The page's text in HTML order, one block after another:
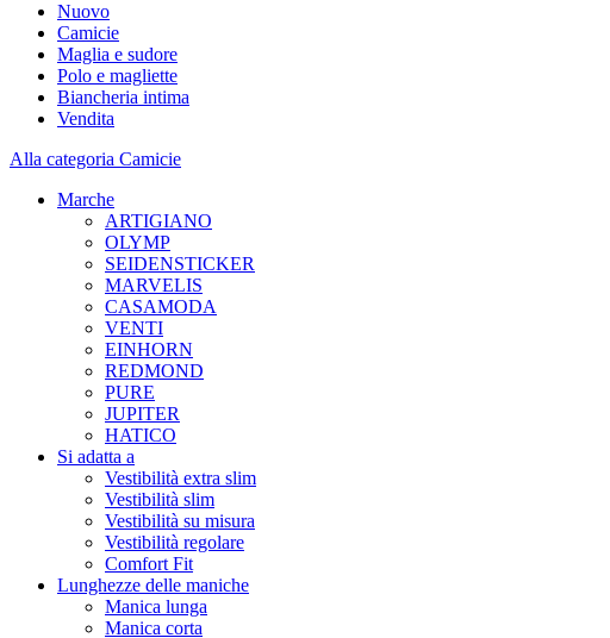
Nuovo
Camicie
Maglia e sudore
Polo e magliette
Biancheria intima
Vendita
Alla categoria Camicie
Marche
ARTIGIANO
OLYMP
SEIDENSTICKER
MARVELIS
CASAMODA
VENTI
EINHORN
REDMOND
PURE
JUPITER
HATICO
Si adatta a
Vestibilità extra slim
Vestibilità slim
Vestibilità su misura
Vestibilità regolare
Comfort Fit
Lunghezze delle maniche
Manica lunga
Manica corta